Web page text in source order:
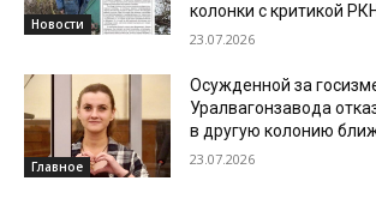
Новости
колонки с критикой РКН
23.07.2026
Главное
Осужденной за
Уралвагонзавода
в другую колонию
23.07.2026